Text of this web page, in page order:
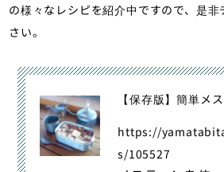
の様々なレシピを紹介中ですので、是
さい。
【保存版】簡単メ
https://
s/105527